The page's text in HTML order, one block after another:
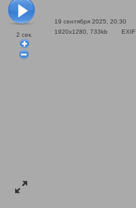
2 сек.
19 сентября 2025, 20:30
1920x1280, 733kb
EXIF